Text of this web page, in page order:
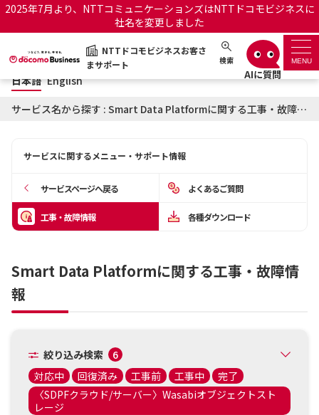
2025年7月より、NTTコミュニケーションズはNTTドコモビジネスに
社名を変更しました
NTTドコモビジネスお客さ
まサポート
検索 MENU
NTTドコモビジネスお客さまサポート 日本語 English
サポートトップ
お知らせ サポートサイトの使い方
日本語 English
サービス名から探す : Smart Data Platformに関する工事・故障情報
サービスに関するメニュー・サポート情報
サービスページへ戻る よくあるご質問
工事・故障情報 各種ダウンロード
Smart Data Platformに関する工事・故障情
報
絞り込み検索
6
対応中
回復済み 工事前 工事中
完了
〈SDPFクラウド/サーバー〉Wasabiオブジェクトスト
レージ